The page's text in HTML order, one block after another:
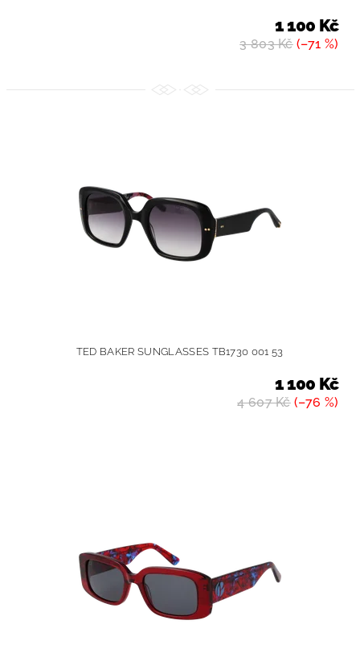
3 803 Kč(–71 %)
1 100 Kč
TED BAKER SUNGLASSES TB1730 001 53
4 607 Kč(–76 %)
1 100 Kč